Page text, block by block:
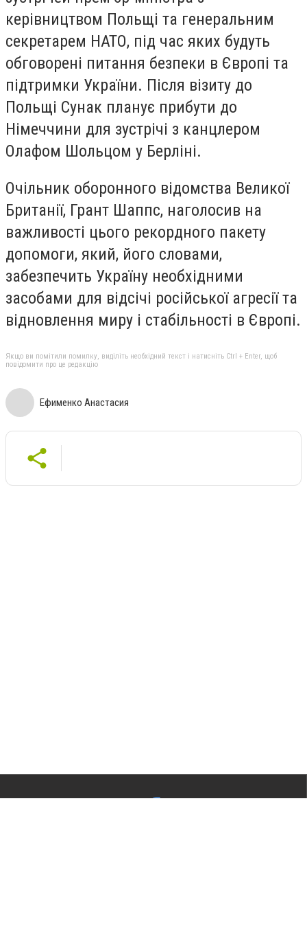
керівництвом Польщі та генеральним
секретарем НАТО, під час яких будуть
обговорені питання безпеки в Європі та
підтримки України. Після візиту до
Польщі Сунак планує прибути до
Німеччини для зустрічі з канцлером
Олафом Шольцом у Берліні.
Очільник оборонного відомства Великої
Британії, Грант Шаппс, наголосив на
важливості цього рекордного пакету
допомоги, який, його словами,
забезпечить Україну необхідними
засобами для відсічі російської агресії та
відновлення миру і стабільності в Європі.
Якщо ви помітили помилку, виділіть необхідний текст і натисніть Ctrl + Enter, щоб
повідомити про це редакцію
Ефименко Анастасия